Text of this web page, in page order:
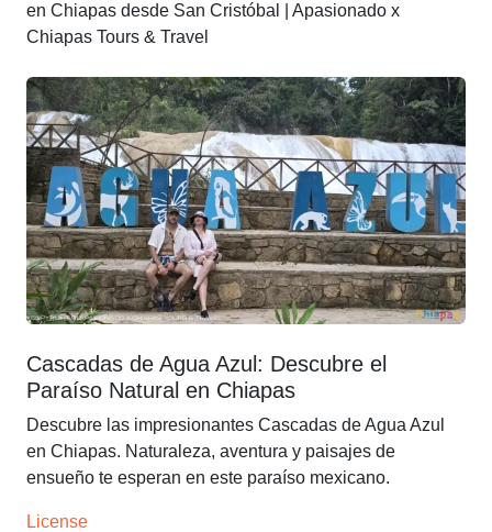
en Chiapas desde San Cristóbal | Apasionado x
Chiapas Tours & Travel
Cascadas de Agua Azul: Descubre el
Paraíso Natural en Chiapas
Descubre las impresionantes Cascadas de Agua Azul
en Chiapas. Naturaleza, aventura y paisajes de
ensueño te esperan en este paraíso mexicano.
License